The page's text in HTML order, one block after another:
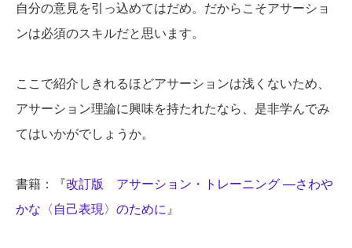
自分の意見を引っ込めてはだめ。だからこそアサーショ
ンは必須のスキルだと思います。
ここで紹介しきれるほどアサーションは浅くないため、
アサーション理論に興味を持たれたなら、是非学んでみ
てはいかがでしょうか。
書籍：『改訂版 アサーション・トレーニング ―さわや
かな〈自己表現〉のために 』